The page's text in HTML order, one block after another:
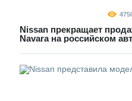
Nissan прекращает
Navara на российском